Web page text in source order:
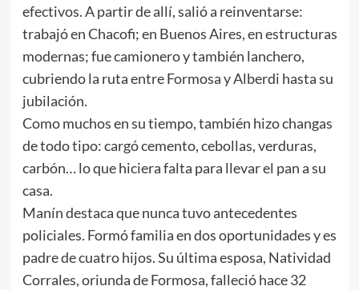
efectivos. A partir de allí, salió a reinventarse:
trabajó en Chacofi; en Buenos Aires, en estructuras
modernas; fue camionero y también lanchero,
cubriendo la ruta entre Formosa y Alberdi hasta su
jubilación.
Como muchos en su tiempo, también hizo changas
de todo tipo: cargó cemento, cebollas, verduras,
carbón… lo que hiciera falta para llevar el pan a su
casa.
Manín destaca que nunca tuvo antecedentes
policiales. Formó familia en dos oportunidades y es
padre de cuatro hijos. Su última esposa, Natividad
Corrales, oriunda de Formosa, falleció hace 32